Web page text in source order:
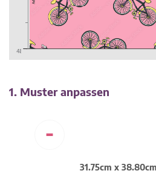
1. Muster anpassen
-
31.75cm x